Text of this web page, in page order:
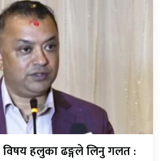
हलुका ढङ्गले लिनु गलत :